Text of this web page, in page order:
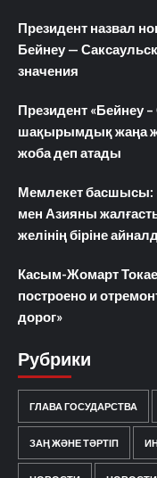
Президент назвал
Бейнеу —
значения
Президент «Бейнеу
шақырымдық жаңа
жоба деп атады
Мемлекет басшысы:
мен Азияны
желінің біріне
Касым-Жомарт
построено и
дорог»
Рубрики
ГЛАВА ГОСУДАРСТВА
ЗАҢ ЖӘНЕ ТӘРТІП